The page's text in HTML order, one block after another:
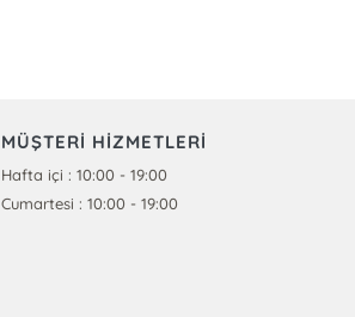
MÜŞTERİ HİZMETLERİ
Hafta içi : 10:00 - 19:00
Cumartesi : 10:00 - 19:00